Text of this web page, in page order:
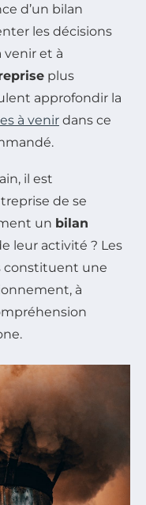
d’un bilan
les décisions
venir et à
plus
approfondir la
à venir dans ce
il est
de se
un bilan
leur activité ? Les
constituent une
à